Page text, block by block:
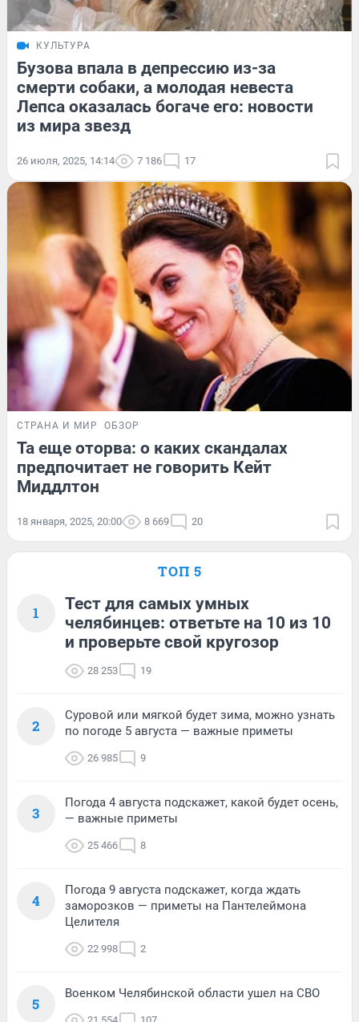
КУЛЬТУРА
Бузова впала в депрессию из-за
смерти собаки, а молодая невеста
Лепса оказалась богаче его: новости
из мира звезд
26 июля, 2025, 14:14 7 186 17
СТРАНА И МИР ОБЗОР
Та еще оторва: о каких скандалах
предпочитает не говорить Кейт
Миддлтон
18 января, 2025, 20:00 8 669 20
ТОП 5
1
Тест для самых умных
челябинцев: ответьте на 10 из 10
и проверьте свой кругозор
28 253 19
2
Суровой или мягкой будет зима, можно узнать
по погоде 5 августа — важные приметы
26 985 9
3
Погода 4 августа подскажет, какой будет осень,
— важные приметы
25 466 8
4
Погода 9 августа подскажет, когда ждать
заморозков — приметы на Пантелеймона
Целителя
22 998 2
5
Военком Челябинской области ушел на СВО